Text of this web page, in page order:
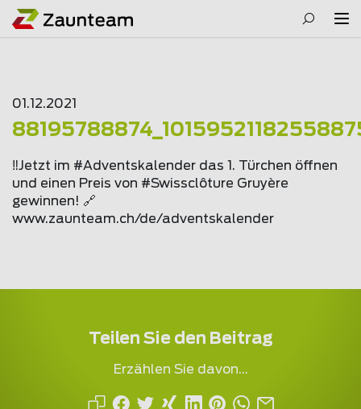
01.12.2021
‼Jetzt im #Adventskalender das 1. Türchen öffnen
und einen Preis von #Swissclôture Gruyère
gewinnen! 🔗
www.zaunteam.ch/de/adventskalender
Teilen Sie den Beitrag
Erzählen Sie davon...